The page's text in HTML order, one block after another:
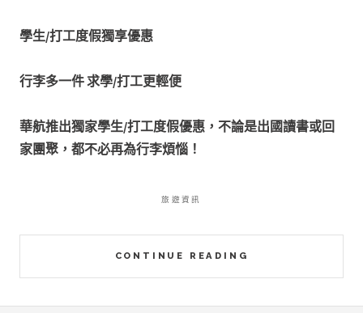
學生/打工度假獨享優惠
行李多一件 求學/打工更輕便
華航推出獨家學生/打工度假優惠，不論是出國讀書或回
家團聚，都不必再為行李煩惱！
CONTINUE READING
旅遊資訊